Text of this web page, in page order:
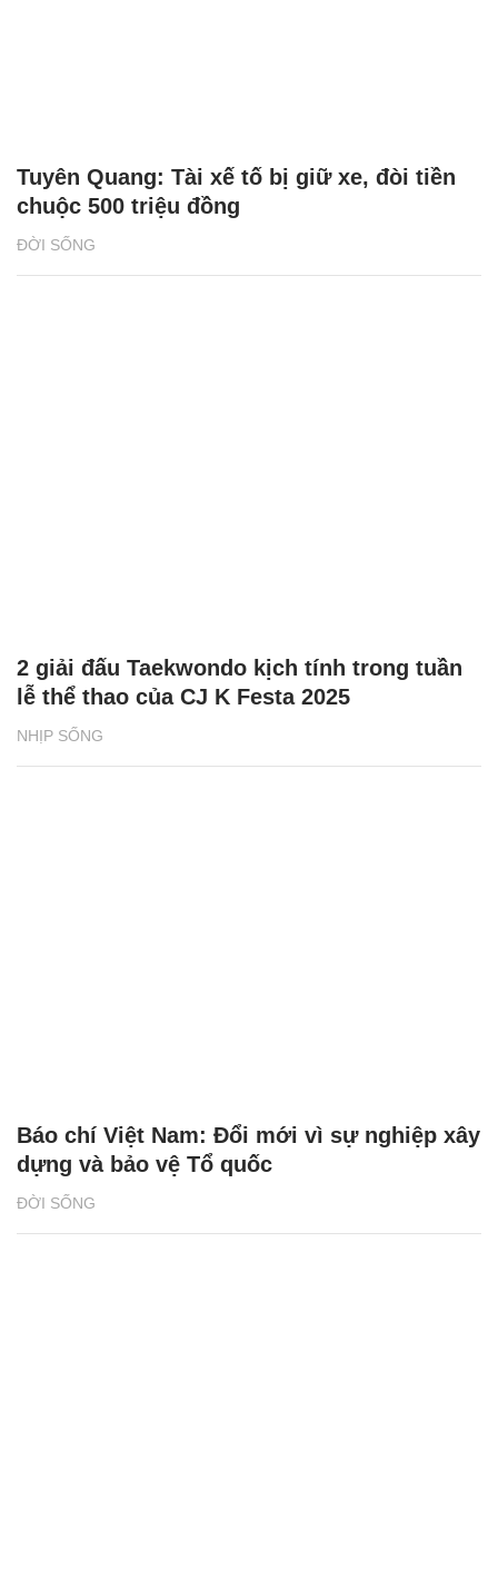
ĐỜI SỐNG
Tuyên Quang: Tài xế tố bị giữ xe, đòi tiền
chuộc 500 triệu đồng
NHỊP SỐNG
2 giải đấu Taekwondo kịch tính trong tuần
lễ thể thao của CJ K Festa 2025
ĐỜI SỐNG
Báo chí Việt Nam: Đổi mới vì sự nghiệp xây
dựng và bảo vệ Tổ quốc